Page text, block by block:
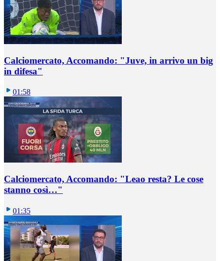
Calciomercato, Accomando: "Juve, in arrivo un big
in difesa"
01:58
Calciomercato, Accomando: "Leao resta? Le cose
stanno così…"
01:35